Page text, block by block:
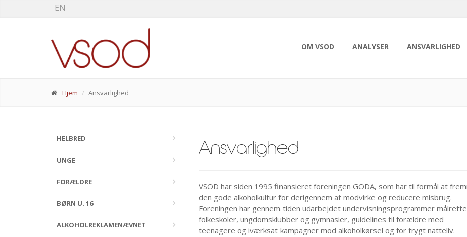
EN
OM VSOD ANALYSER ANSVARLIGHED
Hjem Ansvarlighed
HELBRED
UNGE
FORÆLDRE
BØRN U. 16
ALKOHOLREKLAMENÆVNET
Ansvarlighed
VSOD har siden 1995 finansieret foreningen GODA, som har til formål at
den gode alkoholkultur for derigennem at modvirke og reducere misbrug.
Foreningen har gennem tiden udarbejdet undervisningsprogrammer
folkeskoler, ungdomsklubber og gymnasier, guidelines til forældre med
teenagere og iværksat kampagner mod alkoholkørsel og for trygt natteliv.